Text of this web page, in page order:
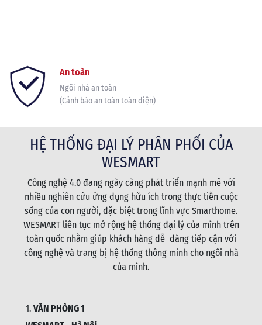
An toàn
Ngôi nhà an toàn
(Cảnh báo an toàn toàn diện)
HỆ THỐNG ĐẠI LÝ PHÂN PHỐI CỦA
WESMART
Công nghệ 4.0 đang ngày càng phát triển mạnh mẽ với
nhiều nghiên cứu ứng dụng hữu ích trong thực tiễn cuộc
sống của con người, đặc biệt trong lĩnh vực Smarthome.
WESMART liên tục mở rộng hệ thống đại lý của mình trên
toàn quốc nhằm giúp khách hàng dễ dàng tiếp cận với
công nghệ và trang bị hệ thống thông minh cho ngôi nhà
của mình.
1. VĂN PHÒNG 1